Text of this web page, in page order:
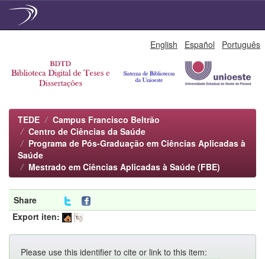
English Español Português
TEDE
Campus Francisco Beltrão
Centro de Ciências da Saúde
Programa de Pós-Graduação em Ciências Aplicadas à
Saúde
Mestrado em Ciências Aplicadas à Saúde (FBE)
Share
Export iten:
Please use this identifier to cite or link to this item: